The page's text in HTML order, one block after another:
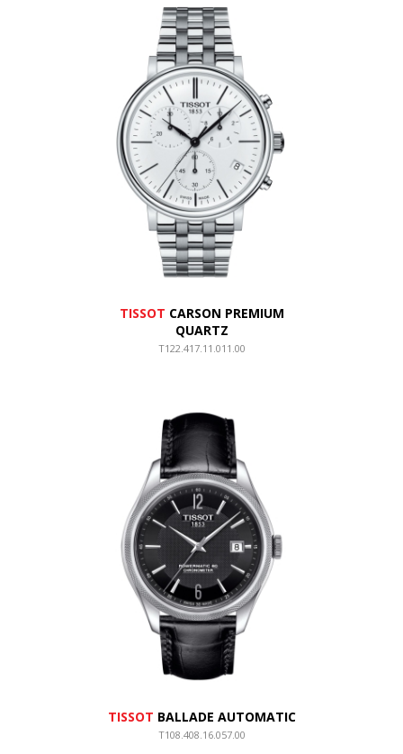
TISSOT CARSON PREMIUM
QUARTZ
T122.417.11.011.00
TISSOT BALLADE AUTOMATIC
T108.408.16.057.00